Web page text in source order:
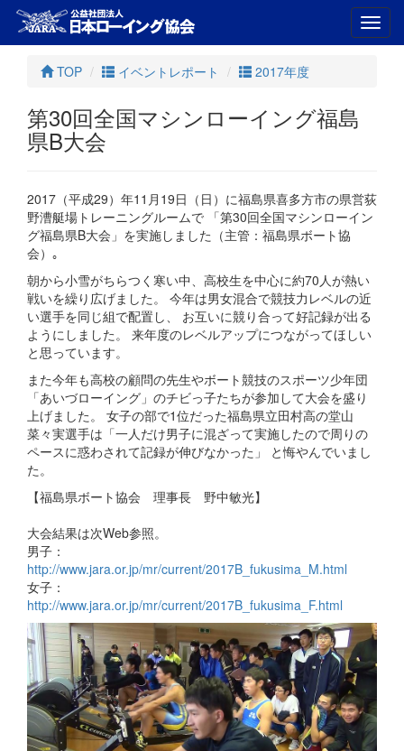
TOP
イベントレポート 2017年度
第30回全国マシンローイング福島
県B大会
2017（平成29）年11月19日（日）に福島県喜多方市の県営荻
野漕艇場トレーニングルームで 「第30回全国マシンローイン
グ福島県B大会」を実施しました（主管：福島県ボート協
会）｡
朝から小雪がちらつく寒い中、高校生を中心に約70人が熱い
戦いを繰り広げました。 今年は男女混合で競技力レベルの近
い選手を同じ組で配置し、 お互いに競り合って好記録が出る
ようにしました。 来年度のレベルアップにつながってほしい
と思っています。
また今年も高校の顧問の先生やボート競技のスポーツ少年団
「あいづローイング」のチビっ子たちが参加して大会を盛り
上げました。 女子の部で1位だった福島県立田村高の堂山
菜々実選手は「一人だけ男子に混ざって実施したので周りの
ペースに惑わされて記録が伸びなかった」 と悔やんでいまし
た。
【福島県ボート協会 理事長 野中敏光】
大会結果は次Web参照。
男子：
http://www.jara.or.jp/mr/current/2017B_fukusima_M.html
女子：
http://www.jara.or.jp/mr/current/2017B_fukusima_F.html